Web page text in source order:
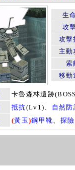
生
攻
攻擊
主動
索
移動
卡魯森林遺跡
抵抗(Lv1)、 自然防
(黃玉)鋼甲靴、 探